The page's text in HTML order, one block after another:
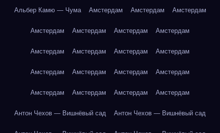
Альбер Камю — Чума Амстердам Амстердам Амстердам
Амстердам Амстердам Амстердам Амстердам
Амстердам Амстердам Амстердам Амстердам
Амстердам Амстердам Амстердам Амстердам
Амстердам Амстердам Амстердам Амстердам
Антон Чехов — Вишнёвый сад Антон Чехов — Вишнёвый сад